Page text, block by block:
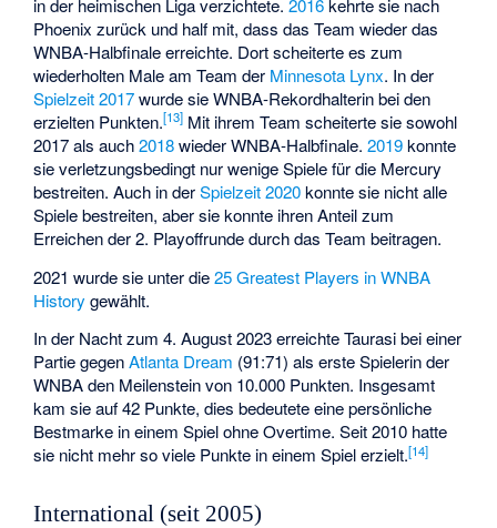
in der heimischen Liga verzichtete.2016kehrte sie nach
Phoenix zurück und half mit, dass das Team wieder das
WNBA-Halbfinale erreichte. Dort scheiterte es zum
wiederholten Male am Team der Minnesota Lynx. In der
Spielzeit 2017wurde sie WNBA-Rekordhalterin bei den
erzielten Punkten.[13] Mit ihrem Team scheiterte sie sowohl
2017 als auch2018wieder WNBA-Halbfinale.2019konnte
sie verletzungsbedingt nur wenige Spiele für die Mercury
bestreiten. Auch in derSpielzeit 2020konnte sie nicht alle
Spiele bestreiten, aber sie konnte ihren Anteil zum
Erreichen der 2. Playoffrunde durch das Team beitragen.
2021 wurde sie unter die25 Greatest Players in WNBA
History gewählt.
In der Nacht zum 4. August 2023 erreichte Taurasi bei einer
Partie gegenAtlanta Dream (91:71) als erste Spielerin der
WNBA den Meilenstein von 10.000 Punkten. Insgesamt
kam sie auf 42 Punkte, dies bedeutete eine persönliche
Bestmarke in einem Spiel ohne Overtime. Seit 2010 hatte
sie nicht mehr so viele Punkte in einem Spiel erzielt.[14]
International (seit 2005)